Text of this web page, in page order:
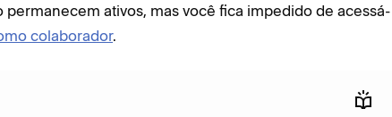
ativos, mas você fica impedido de acessá-
colaborador.